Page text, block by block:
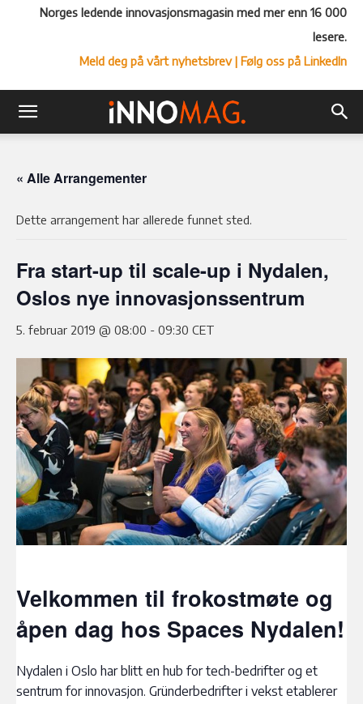
Norges ledende innovasjonsmagasin med mer enn 16 000
lesere.
Meld deg på vårt nyhetsbrev| Følg oss på LinkedIn
« Alle Arrangementer
Dette arrangement har allerede funnet sted.
Fra start-up til scale-up i Nydalen,
Oslos nye innovasjonssentrum
5. februar 2019 @ 08:00 - 09:30 CET
Velkommen til frokostmøte og
åpen dag hos Spaces Nydalen!
Nydalen i Oslo har blitt en hub for tech-bedrifter og et
sentrum for innovasjon. Gründerbedrifter i vekst etablerer